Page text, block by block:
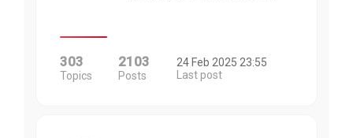
303
Topics
2103
Posts
24 Feb 2025 23:55
Last post